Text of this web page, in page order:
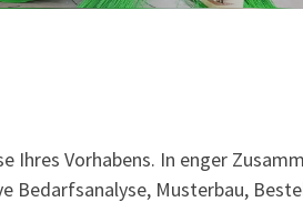
Ihres Vorhabens. In enger
Bedarfsanalyse, Musterbau,